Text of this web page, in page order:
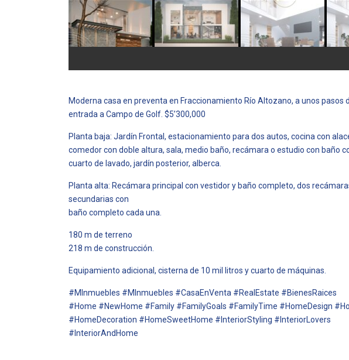
Moderna casa en preventa en Fraccionamiento Río Altozano, a unos pasos
entrada a Campo de Golf. $5’300,000
Planta baja: Jardín Frontal, estacionamiento para dos autos, cocina con
comedor con doble altura, sala, medio baño, recámara o estudio con baño
cuarto de lavado, jardín posterior, alberca.
Planta alta: Recámara principal con vestidor y baño completo, dos
secundarias con
baño completo cada una.
180 m de terreno
218 m de construcción.
Equipamiento adicional, cisterna de 10 mil litros y cuarto de máquinas.
#MInmuebles #MInmuebles #CasaEnVenta #RealEstate #BienesRaices
#Home #NewHome #Family #FamilyGoals #FamilyTime #HomeDesign
#HomeDecoration #HomeSweetHome #InteriorStyling #InteriorLovers
#InteriorAndHome